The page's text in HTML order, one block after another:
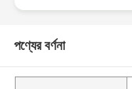
পণ্যের বর্ণনা